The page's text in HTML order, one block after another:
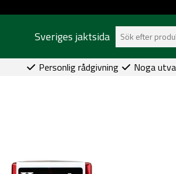
Sveriges jaktsida
Personlig rådgivning Noga